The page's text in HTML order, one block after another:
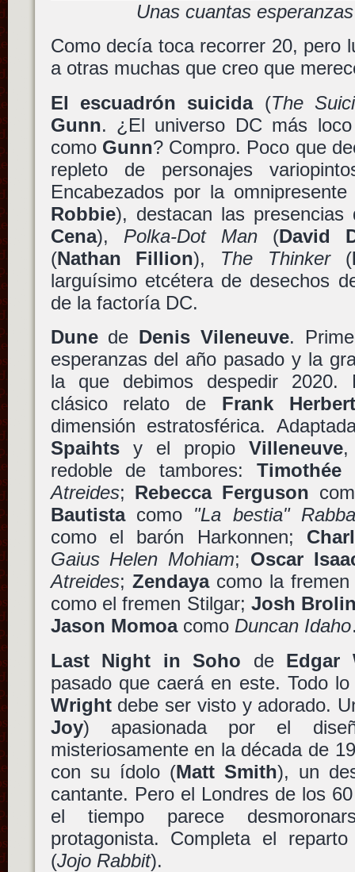
Unas cuantas
Como decía toca recorrer 20, pero
a otras muchas que creo que
El escuadrón suicida(The
Gunn. ¿El universo DC más
como Gunn? Compro. Poco que
repleto de personajes
Encabezados por la
Robbie), destacan las
Cena), Polka-Dot Man(David
(Nathan Fillion), The Thinker(
larguísimo etcétera de desechos
de la factoría DC.
Dunede Denis Vileneuve.
esperanzas del año pasado y la
la que debimos despedir 2020.
clásico relato de Frank Herbert
dimensión estratosférica.
Spaihtsy el propioVilleneuve,
redoble de tambores: Timothée
Atreides; Rebecca Ferguson
Bautistacomo "La bestia"
como el barón Harkonnen;
Gaius Helen Mohiam; Oscar
Atreides; Zendayacomo la
como el fremen Stilgar;Josh
Jason Momoacomo Duncan Idaho
Last Night in Soho de Edgar
pasado que caerá en este. Todo
Wrightdebe ser visto y adorado.
Joy) apasionada por el
misteriosamente en la década de
con su ídolo (Matt Smith), un
cantante. Pero el Londres de los
el tiempo parece
protagonista. Completa el
(Jojo Rabbit).